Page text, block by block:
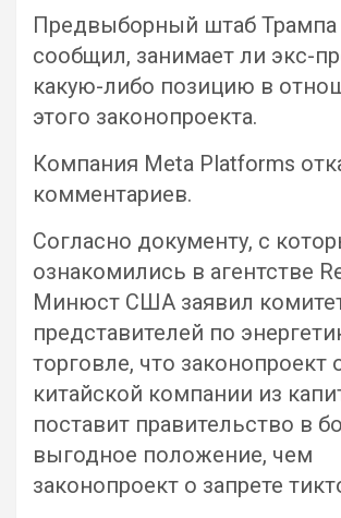
Предвыборный штаб Трампа
сообщил, занимает ли экс-
какую-либо позицию в
этого законопроекта.
Компания Meta Platforms
комментариев.
Согласно документу, с
ознакомились в агентстве
Минюст США заявил
представителей по
торговле, что законопроект
китайской компании из
поставит правительство в
выгодное положение, чем
законопроект о запрете